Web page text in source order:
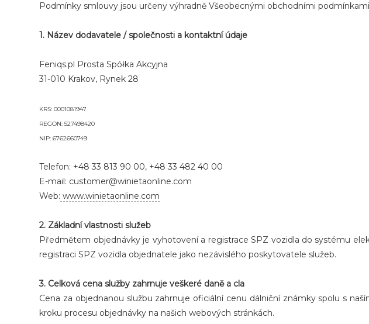
Podmínky smlouvy jsou určeny výhradně Všeobecnými obchodními
1. Název dodavatele / společnosti a kontaktní údaje
Feniqs.pl Prosta Spółka Akcyjna
31-010 Krakov, Rynek 28
KRS: 0001081947
REGON: 527498420
NIP: 6762660749
Telefon: +48 33 813 90 00, +48 33 482 40 00
E-mail: customer@winietaonline.com
Web: www.winietaonline.com
2. Základní vlastnosti služeb
Předmětem objednávky je vyhotovení a registrace SPZ vozidla do systému
registraci SPZ vozidla objednatele jako nezávislého poskytovatele služeb.
3. Celková cena služby zahrnuje veškeré daně a cla
Cena za objednanou službu zahrnuje oficiální cenu dálniční známky spolu s
kroku procesu objednávky na našich webových stránkách.